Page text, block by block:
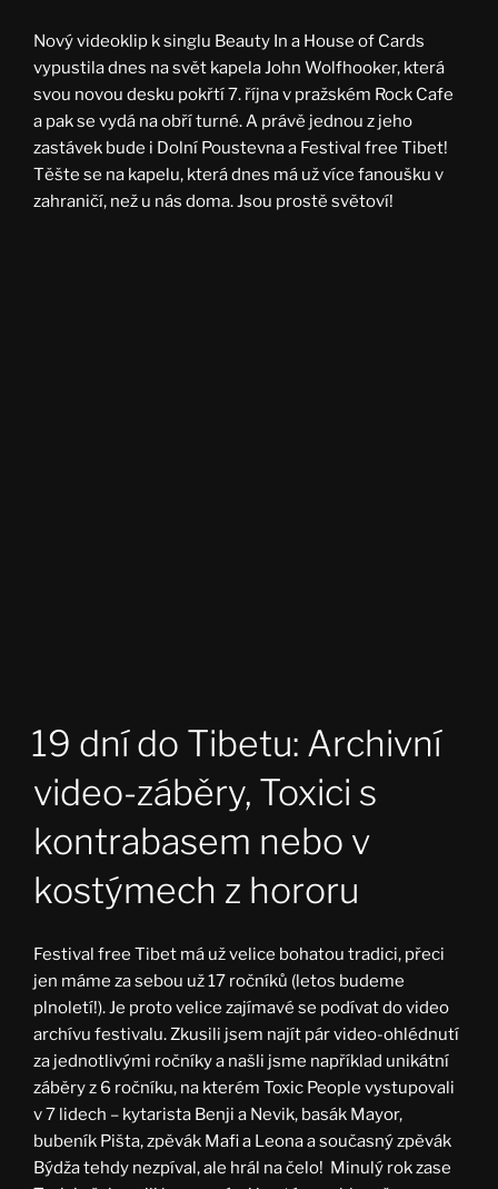
Nový videoklip k singlu Beauty In a House of Cards
vypustila dnes na svět kapela John Wolfhooker, která
svou novou desku pokřtí 7. října v pražském Rock Cafe
a pak se vydá na obří turné. A právě jednou z jeho
zastávek bude i Dolní Poustevna a Festival free Tibet!
Těšte se na kapelu, která dnes má už více fanoušku v
zahraničí, než u nás doma. Jsou prostě světoví!
19 dní do Tibetu: Archivní
video-záběry, Toxici s
kontrabasem nebo v
kostýmech z hororu
Festival free Tibet má už velice bohatou tradici, přeci
jen máme za sebou už 17 ročníků (letos budeme
plnoletí!). Je proto velice zajímavé se podívat do video
archívu festivalu. Zkusili jsem najít pár video-ohlédnutí
za jednotlivými ročníky a našli jsme například unikátní
záběry z 6 ročníku, na kterém Toxic People vystupovali
v 7 lidech – kytarista Benji a Nevik, basák Mayor,
bubeník Pišta, zpěvák Mafi a Leona a současný zpěvák
Býdža tehdy nezpíval, ale hrál na čelo! Minulý rok zase